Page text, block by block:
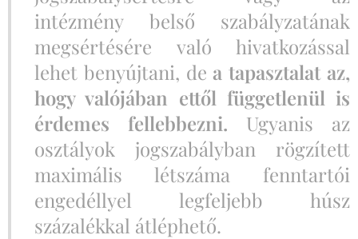
intézmény belső szabályzatának
megsértésére való hivatkozással
lehet benyújtani, de a tapasztalat az,
hogy valójában ettől függetlenül is
érdemes fellebbezni. Ugyanis az
osztályok jogszabályban rögzített
maximális létszáma fenntartói
engedéllyel legfeljebb húsz
százalékkal átléphető.